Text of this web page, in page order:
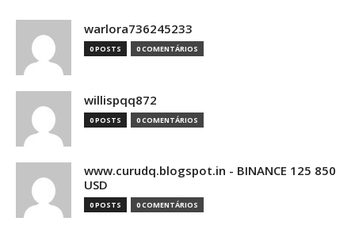
warlora736245233
0 POSTS 0 COMENTÁRIOS
willispqq872
0 POSTS 0 COMENTÁRIOS
www.curudq.blogspot.in - BINANCE 125 850
USD
0 POSTS 0 COMENTÁRIOS